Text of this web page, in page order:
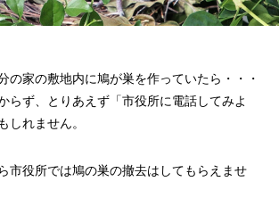
の家の敷地内に鳩が巣を作っていたら・・・
らず、とりあえず「市役所に電話してみよ
しれません。
市役所では鳩の巣の撤去はしてもらえませ